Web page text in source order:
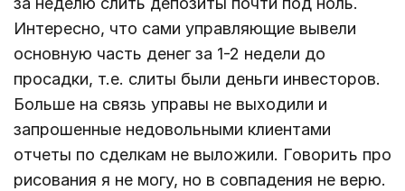
Интересно, что сами управляющие вывели
основную часть денег за 1-2 недели до
просадки, т.е. слиты были деньги инвесторов.
Больше на связь управы не выходили и
запрошенные недовольными клиентами
отчеты по сделкам не выложили. Говорить про
рисования я не могу, но в совпадения не верю.